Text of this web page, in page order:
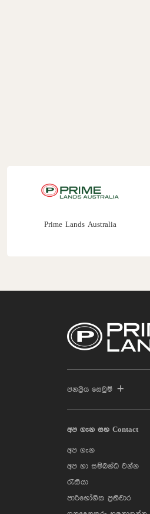
Lands Australia
ජනප්‍රිය සෙවුම්
අප ගැන සහ Contact
අප ගැන
අප හා සම්බන්ධ වන්න
රැකියා
පාරිභෝගික ප්‍රතිචාර